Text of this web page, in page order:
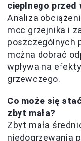
cieplnego przed
Analiza
moc grzejnika i
poszczególnych
można dobrać
wpływa na
grzewczego.
Co może się
zbyt mała?
Zbyt mała
niedogrzewania